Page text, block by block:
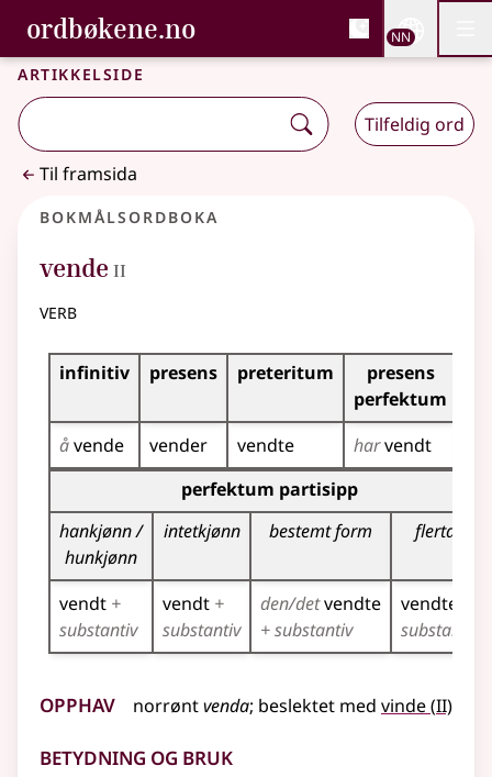
Gå til hovudinnhald
Tilgjenge
ordbøkene.no, Bokmålsordboka og
Bokmålsordboka og Nynorskordboka
NN
Artikkelside
Tilfeldig ord
Til framsida
Bokmålsordboka
vende 2
II
verb
Bøyingstabell for dette verbet
infinitiv presens preteritum
presens
perfektum
åvende vender vendte harvendt
Bøyingstabell for dette verbet (partisippformer)
perfektum partisipp
hankjønn /
hunkjønn
intetkjønn bestemt form flertall
vendt +
substantiv
vendt +
substantiv
den/detvendte
+ substantiv
vendte
substantiv
Opphav norrøntvenda; beslektet med vinde(2
II)
Betydning og bruk